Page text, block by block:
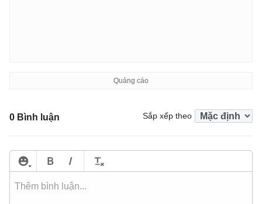
0 Bình luận Sắp xếp theo